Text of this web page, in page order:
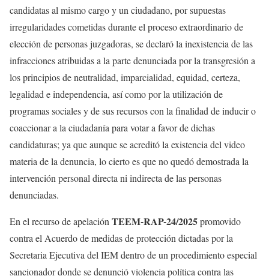
candidatas al mismo cargo y un ciudadano, por supuestas
irregularidades cometidas durante el proceso extraordinario de
elección de personas juzgadoras, se declaró la inexistencia de las
infracciones atribuidas a la parte denunciada por la transgresión a
los principios de neutralidad, imparcialidad, equidad, certeza,
legalidad e independencia, así como por la utilización de
programas sociales y de sus recursos con la finalidad de inducir o
coaccionar a la ciudadanía para votar a favor de dichas
candidaturas; ya que aunque se acreditó la existencia del video
materia de la denuncia, lo cierto es que no quedó demostrada la
intervención personal directa ni indirecta de las personas
denunciadas.
En el recurso de apelación TEEM-RAP-24/2025promovido
contra el Acuerdo de medidas de protección dictadas por la
Secretaria Ejecutiva del IEM dentro de un procedimiento especial
sancionador donde se denunció violencia política contra las